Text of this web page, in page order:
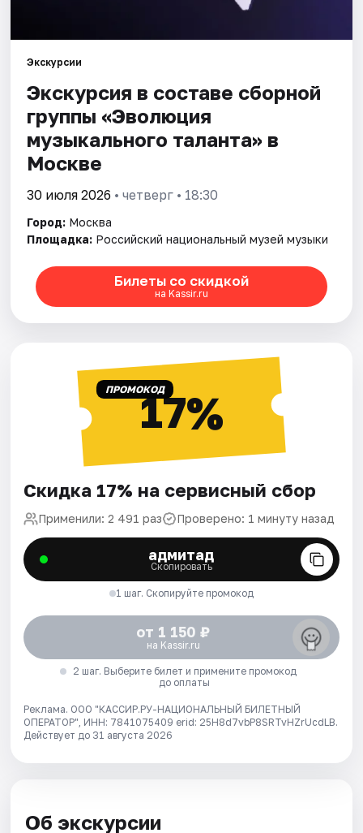
Экскурсии
Экскурсия в составе сборной
группы «Эволюция
музыкального талантa» в
Москве
30 июля 2026 • четверг • 18:30
Город: Москва
Площадка: Российский национальный музей музыки
Билеты со скидкой
на Kassir.ru
ПРОМОКОД17%
Скидка 17% на сервисный сбор
Применили: 2 491 раз Проверено: 1 минуту назад
адмитад
Скопировать
1 шаг. Скопируйте промокод
от 1 150 ₽
на Kassir.ru
2 шаг. Выберите билет и примените промокод
до оплаты
Реклама. ООО "КАССИР.РУ-НАЦИОНАЛЬНЫЙ БИЛЕТНЫЙ
ОПЕРАТОР", ИНН: 7841075409 erid: 25H8d7vbP8SRTvHZrUcdLB.
Действует до 31 августа 2026
Об экскурсии